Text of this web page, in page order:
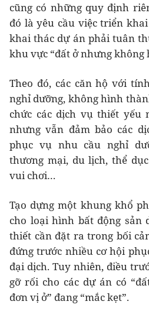
cũng có những quy định
đó là yêu cầu việc triển
khai thác dự án phải tuân
khu vực “đất ở nhưng không
Theo đó, các căn hộ với
nghỉ dưỡng, không hình
chức các dịch vụ thiết yếu
nhưng vẫn đảm bảo các
phục vụ nhu cầu nghỉ
thương mại, du lịch, thể
vui chơi…
Tạo dựng một khung khổ
cho loại hình bất động sản
thiết cần đặt ra trong bối
đứng trước nhiều cơ hội
đại dịch. Tuy nhiên, điều
gỡ rối cho các dự án có
đơn vị ở” đang “mắc kẹt”.